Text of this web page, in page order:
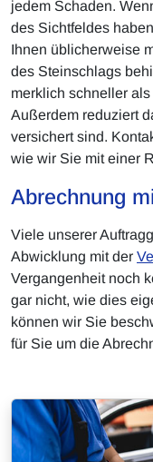
jedem Schaden.
des Sichtfeldes
Ihnen üblicherweise
des Steinschlags
merklich schneller
Außerdem reduziert
versichert sind.
wie wir Sie mit einer
Abrechnung
Viele unserer
Abwicklung mit der
Vergangenheit noch
gar nicht, wie dies
können wir Sie
für Sie um die